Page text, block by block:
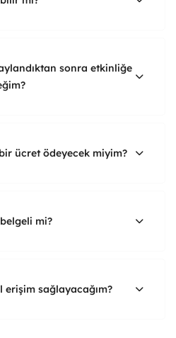
sonra etkinliğe
ücret ödeyecek miyim?
mi?
erişim sağlayacağım?